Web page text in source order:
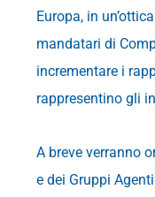
Europa, in
mandatari di
incrementare i
rappresentino gli
A breve verranno
e dei Gruppi